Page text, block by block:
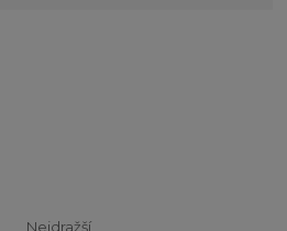
Nejdražší